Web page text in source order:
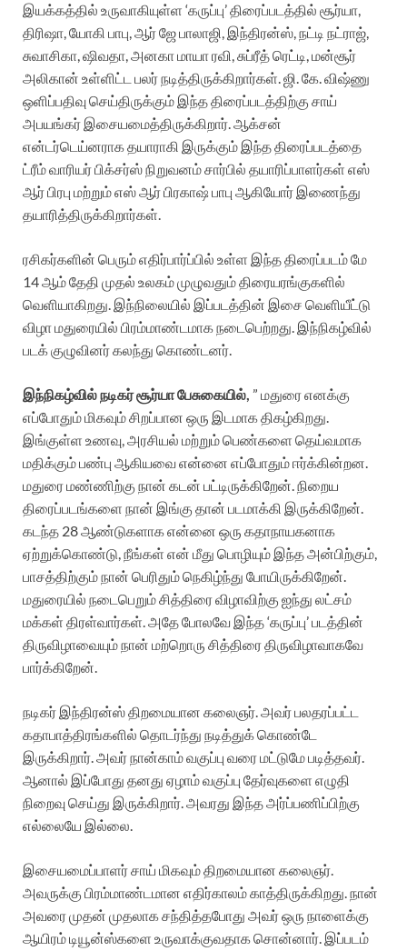
இயக்கத்தில் உருவாகியுள்ள ‘கருப்பு’ திரைப்படத்தில் சூர்யா,
திரிஷா, யோகி பாபு, ஆர் ஜே பாலாஜி, இந்திரன்ஸ், நட்டி நட்ராஜ்,
சுவாசிகா, ஷிவதா, அனகா மாயா ரவி, சுப்ரீத் ரெட்டி, மன்சூர்
அலிகான் உள்ளிட்ட பலர் நடித்திருக்கிறார்கள். ஜி. கே. விஷ்ணு
ஒளிப்பதிவு செய்திருக்கும் இந்த திரைப்படத்திற்கு சாய்
அபயங்கர் இசையமைத்திருக்கிறார். ஆக்சன்
என்டர்டெய்னராக தயாராகி இருக்கும் இந்த திரைப்படத்தை
ட்ரீம் வாரியர் பிக்சர்ஸ் நிறுவனம் சார்பில் தயாரிப்பாளர்கள் எஸ்
ஆர் பிரபு மற்றும் எஸ் ஆர் பிரகாஷ் பாபு ஆகியோர் இணைந்து
தயாரித்திருக்கிறார்கள்.
ரசிகர்களின் பெரும் எதிர்பார்ப்பில் உள்ள இந்த திரைப்படம் மே
14 ஆம் தேதி முதல் உலகம் முழுவதும் திரையரங்குகளில்
வெளியாகிறது. இந்நிலையில் இப்படத்தின் இசை வெளியீட்டு
விழா மதுரையில் பிரம்மாண்டமாக நடைபெற்றது. இந்நிகழ்வில்
படக் குழுவினர் கலந்து கொண்டனர்.
இந்நிகழ்வில் நடிகர் சூர்யா பேசுகையில், ” மதுரை எனக்கு
எப்போதும் மிகவும் சிறப்பான ஒரு இடமாக திகழ்கிறது.
இங்குள்ள உணவு, அரசியல் மற்றும் பெண்களை தெய்வமாக
மதிக்கும் பண்பு ஆகியவை என்னை எப்போதும் ஈர்க்கின்றன.
மதுரை மண்ணிற்கு நான் கடன் பட்டிருக்கிறேன். நிறைய
திரைப்படங்களை நான் இங்கு தான் படமாக்கி இருக்கிறேன்.
கடந்த 28 ஆண்டுகளாக என்னை ஒரு கதாநாயகனாக
ஏற்றுக்கொண்டு, நீங்கள் என் மீது பொழியும் இந்த அன்பிற்கும்,
பாசத்திற்கும் நான் பெரிதும் நெகிழ்ந்து போயிருக்கிறேன்.
மதுரையில் நடைபெறும் சித்திரை விழாவிற்கு ஐந்து லட்சம்
மக்கள் திரள்வார்கள். அதே போலவே இந்த ‘கருப்பு’ படத்தின்
திருவிழாவையும் நான் மற்றொரு சித்திரை திருவிழாவாகவே
பார்க்கிறேன்.
நடிகர் இந்திரன்ஸ் திறமையான கலைஞர். அவர் பலதரப்பட்ட
கதாபாத்திரங்களில் தொடர்ந்து நடித்துக் கொண்டே
இருக்கிறார். அவர் நான்காம் வகுப்பு வரை மட்டுமே படித்தவர்.
ஆனால் இப்போது தனது ஏழாம் வகுப்பு தேர்வுகளை எழுதி
நிறைவு செய்து இருக்கிறார். அவரது இந்த அர்ப்பணிப்பிற்கு
எல்லையே இல்லை.‌
இசையமைப்பாளர் சாய் மிகவும் திறமையான கலைஞர்.
அவருக்கு பிரம்மாண்டமான எதிர்காலம் காத்திருக்கிறது. நான்
அவரை முதன் முதலாக சந்தித்தபோது அவர் ஒரு நாளைக்கு
ஆயிரம் டியூன்ஸ்களை உருவாக்குவதாக சொன்னார். இப்படம்